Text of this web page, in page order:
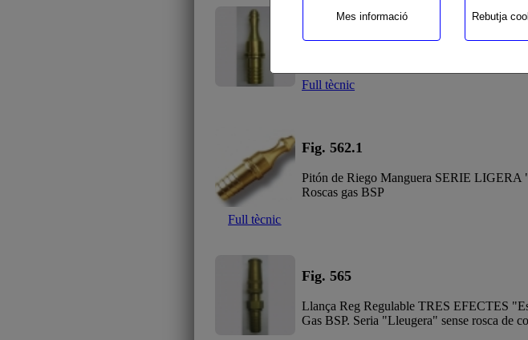
Mes informació Rebutja
Full tècnic
Fig. 562.1
Pitón de Riego Manguera SERIE LIGERA
Roscas gas BSP
Full tècnic
Fig. 565
Llança Reg Regulable TRES EFECTES
Gas BSP. Seria "Lleugera" sense rosca de